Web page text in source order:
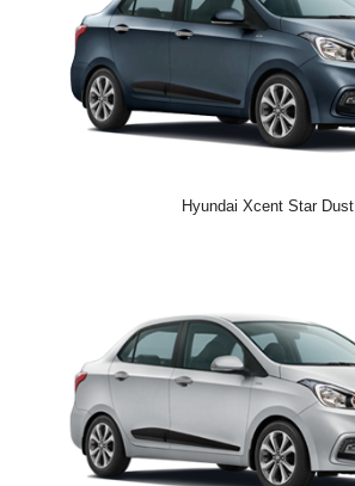
Hyundai Xcent Star Dust